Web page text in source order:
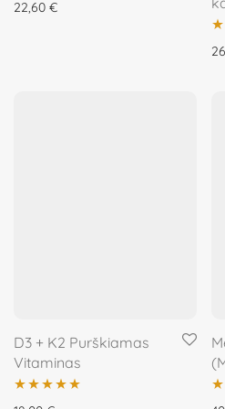
22,60 €
D3 + K2 Purškiamas
Vitaminas